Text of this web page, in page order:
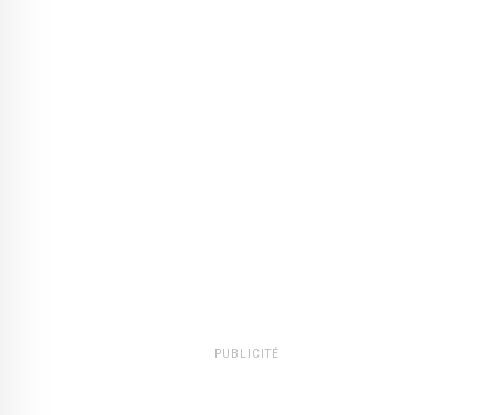
PUBLICITÉ